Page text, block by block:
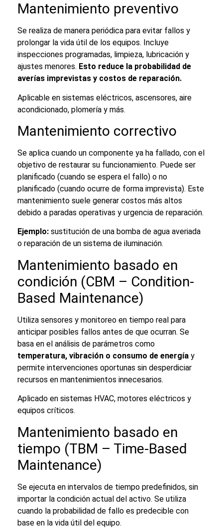
Mantenimiento preventivo
Se realiza de manera periódica para evitar fallos y
prolongar la vida útil de los equipos. Incluye
inspecciones programadas, limpieza, lubricación y
ajustes menores. Esto reduce la probabilidad de
averías imprevistas y costos de reparación.
Aplicable en sistemas eléctricos, ascensores, aire
acondicionado, plomería y más.
Mantenimiento correctivo
Se aplica cuando un componente ya ha fallado, con el
objetivo de restaurar su funcionamiento. Puede ser
planificado (cuando se espera el fallo) o no
planificado (cuando ocurre de forma imprevista). Este
mantenimiento suele generar costos más altos
debido a paradas operativas y urgencia de reparación.
Ejemplo: sustitución de una bomba de agua averiada
o reparación de un sistema de iluminación.
Mantenimiento basado en
condición (CBM – Condition-
Based Maintenance)
Utiliza sensores y monitoreo en tiempo real para
anticipar posibles fallos antes de que ocurran. Se
basa en el análisis de parámetros como
temperatura, vibración o consumo de energía y
permite intervenciones oportunas sin desperdiciar
recursos en mantenimientos innecesarios.
Aplicado en sistemas HVAC, motores eléctricos y
equipos críticos.
Mantenimiento basado en
tiempo (TBM – Time-Based
Maintenance)
Se ejecuta en intervalos de tiempo predefinidos, sin
importar la condición actual del activo. Se utiliza
cuando la probabilidad de fallo es predecible con
base en la vida útil del equipo.